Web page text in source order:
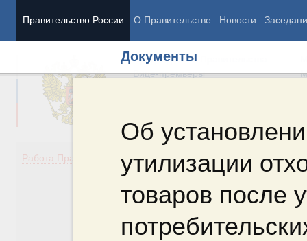
Правительство России О Правительстве Новости
Документы
Об
утилизации
товаров после
Председатель Правительства
Вице-премьеры
Работа Правительства
Демография
Здоровье
Культура
Общество
Государство